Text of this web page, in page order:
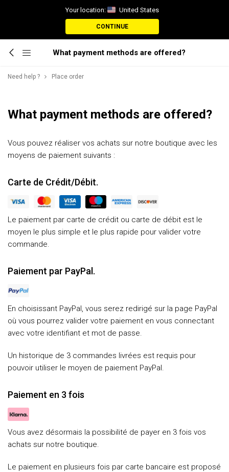
Your location: United States
CONTINUE
What payment methods are offered?
Need help ? Place order
What payment methods are offered?
Vous pouvez réaliser vos achats sur notre boutique avec les
moyens de paiement suivants :
Carte de Crédit/Débit.
Le paiement par carte de crédit ou carte de débit est le
moyen le plus simple et le plus rapide pour valider votre
commande.
Paiement par PayPal.
En choisissant PayPal, vous serez redirigé sur la page PayPal
où vous pourrez valider votre paiement en vous connectant
avec votre identifiant et mot de passe.
Un historique de 3 commandes livrées est requis pour
pouvoir utiliser le moyen de paiement PayPal.
Paiement en 3 fois
Vous avez désormais la possibilité de payer en 3 fois vos
achats sur notre boutique.
Le paiement en plusieurs fois par carte bancaire est proposé